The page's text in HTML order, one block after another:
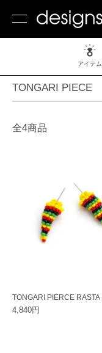
アイテム
PIERCE / ピアス
TONGARI PIECE
全4商品
TONGARI PIERCE RASTA
4,840円